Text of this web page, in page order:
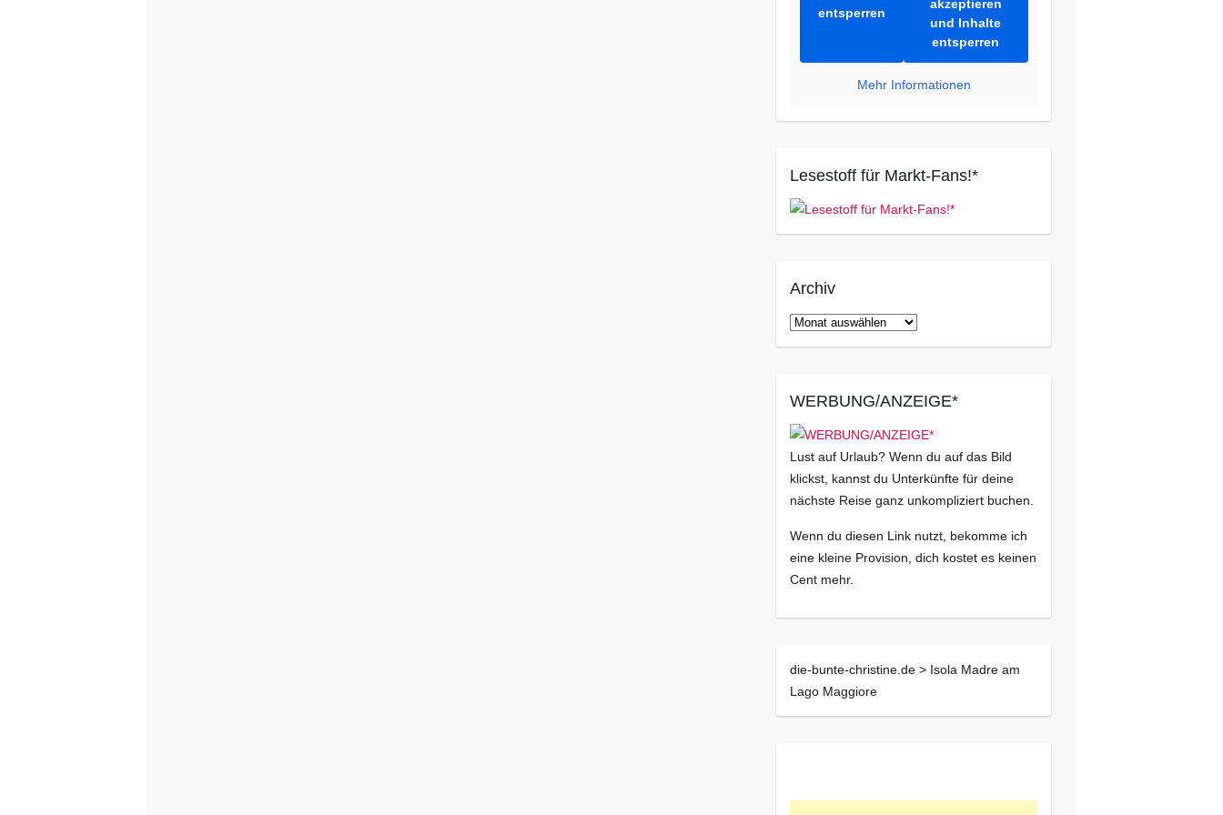
entsperren
akzeptieren
und Inhalte
entsperren
Mehr Informationen
Lesestoff für Markt-Fans!*
Archiv
Archiv
WERBUNG/ANZEIGE*
Lust auf Urlaub? Wenn du auf das Bild
klickst, kannst du Unterkünfte für deine
nächste Reise ganz unkompliziert buchen.
Wenn du diesen Link nutzt, bekomme ich
eine kleine Provision, dich kostet es keinen
Cent mehr.
die-bunte-christine.de > Isola Madre am
Lago Maggiore